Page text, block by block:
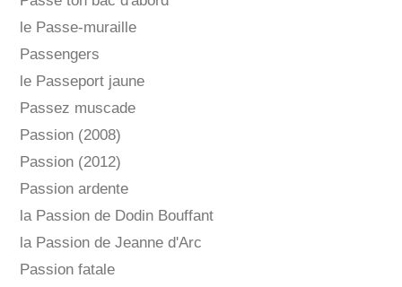
le Passe-muraille
Passengers
le Passeport jaune
Passez muscade
Passion (2008)
Passion (2012)
Passion ardente
la Passion de Dodin Bouffant
la Passion de Jeanne d'Arc
Passion fatale